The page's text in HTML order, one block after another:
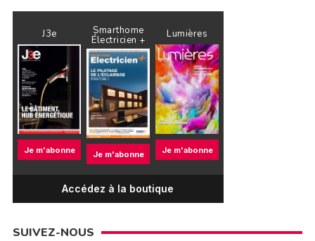
J3e
Je m'abonne
Smarthome
Électricien +
Je m'abonne
Lumières
Je m'abonne
Accédez à la boutique
SUIVEZ-NOUS